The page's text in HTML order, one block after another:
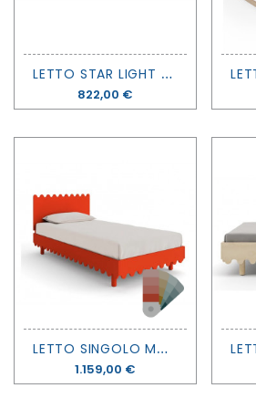
L
ETTO STAR LIGHT - MONTESSORI - MATHY BY BOLS
Prezzo
822,00 €
L
ETTO SINGOLO MOSS - OEUF
Prezzo
1.159,00 €